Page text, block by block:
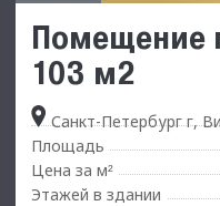
Помещение
103 м2
Санкт-Петербург г,
Площадь
Цена за м²
Этажей в здании